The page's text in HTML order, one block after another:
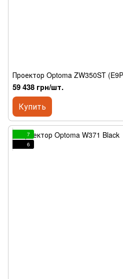
Проектор Optoma ZW350ST
59 438 грн/шт.
Купить
7
6